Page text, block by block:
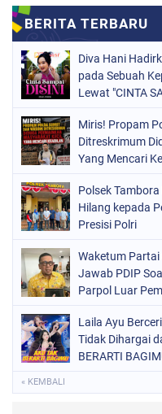
Diva Hani
pada Sebuah
Lewat "CINTA
Miris! Propam
Ditreskrimum
Yang Mencari
Polsek
Hilang kepada
Presisi Polri
Waketum Partai
Jawab PDIP
Parpol Luar
Laila Ayu
Tidak Dihargai
BERARTI
« KEMBALI